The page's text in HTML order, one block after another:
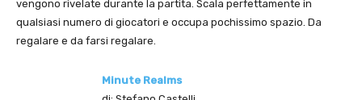
vengono rivelate durante la partita. Scala perfettamente in
qualsiasi numero di giocatori e occupa pochissimo spazio. Da
regalare e da farsi regalare.
Minute Realms